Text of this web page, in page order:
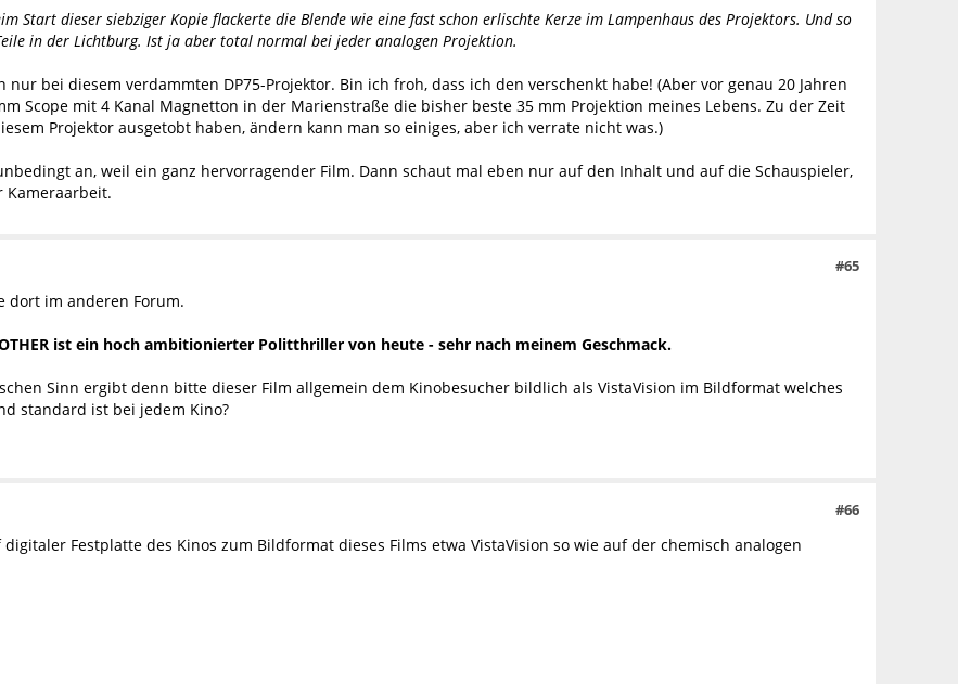
Start dieser siebziger Kopie flackerte die Blende wie eine fast schon erlischte Kerze im Lampenhaus des Projektors. Und so
in der Lichtburg. Ist ja aber total normal bei jeder analogen Projektion.
bei diesem verdammten DP75-Projektor. Bin ich froh, dass ich den verschenkt habe! (Aber vor genau 20 Jahren
Scope mit 4 Kanal Magnetton in der Marienstraße die bisher beste 35 mm Projektion meines Lebens. Zu der Zeit
Projektor ausgetobt haben, ändern kann man so einiges, aber ich verrate nicht was.)
an, weil ein ganz hervorragender Film. Dann schaut mal eben nur auf den Inhalt und auf die Schauspieler,
Kameraarbeit.
#65
dort im anderen Forum.
ist ein hoch ambitionierter Politthriller von heute - sehr nach meinem Geschmack.
Sinn ergibt denn bitte dieser Film allgemein dem Kinobesucher bildlich als VistaVision im Bildformat welches
standard ist bei jedem Kino?
#66
Festplatte des Kinos zum Bildformat dieses Films etwa VistaVision so wie auf der chemisch analogen